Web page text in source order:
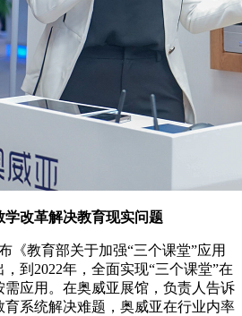
学改革解决教育现实问题
教育部关于加强“三个课堂”应用
到2022年，全面实现“三个课堂”在
需应用。在奥威亚展馆，负责人告诉
系统解决难题，奥威亚在行业内率